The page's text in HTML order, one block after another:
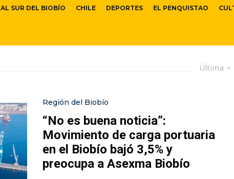
AL SUR DEL BIOBÍO CHILE DEPORTES EL PENQUISTAO
Última
Región del Biobío
“No es buena noticia”:
Movimiento de carga portuaria
en el Biobío bajó 3,5% y
preocupa a Asexma Biobío